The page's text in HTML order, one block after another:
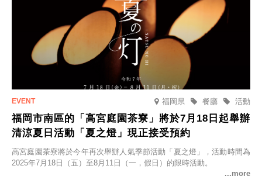
福岡県 活動
餐廳
福岡市南區的「高宮庭園茶寮」將於7月18日起舉辦
清涼夏日活動「夏之燈」現正接受預約
高宮庭園茶寮將於今年再次舉辦人氣季節活動「夏之燈」，活動時間為
2025年7月18日（五）至8月11日（一，假日）的限時活動。